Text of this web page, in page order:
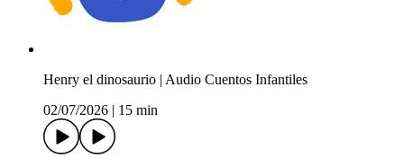
Henry el dinosaurio | Audio Cuentos Infantiles
02/07/2026
15 min